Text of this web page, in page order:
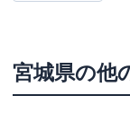
宮城県の他